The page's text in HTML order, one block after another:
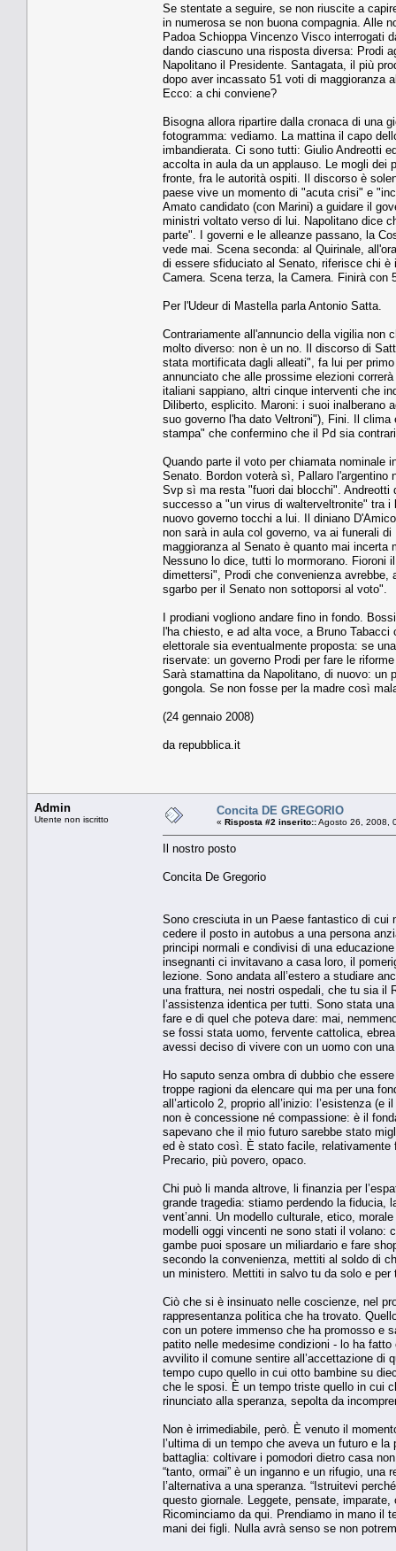
Se stentate a seguire, se non riuscite a
in numerosa se non buona compagnia. Alle
Padoa Schioppa Vincenzo Visco interrogati
dando ciascuno una risposta diversa: Prodi
Napolitano il Presidente. Santagata, il più
dopo aver incassato 51 voti di maggioranza
Ecco: a chi conviene?
Bisogna allora ripartire dalla cronaca di una
fotogramma: vediamo. La mattina il capo
imbandierata. Ci sono tutti: Giulio Andreotti
accolta in aula da un applauso. Le mogli dei
fronte, fra le autorità ospiti. Il discorso è
paese vive un momento di "acuta crisi" e
Amato candidato (con Marini) a guidare il
ministri voltato verso di lui. Napolitano dice
parte". I governi e le alleanze passano, la
vede mai. Scena seconda: al Quirinale,
di essere sfiduciato al Senato, riferisce chi
Camera. Scena terza, la Camera. Finirà
Per l'Udeur di Mastella parla Antonio Satta.
Contrariamente all'annuncio della vigilia non
molto diverso: non è un no. Il discorso di
stata mortificata dagli alleati", fa lui per
annunciato che alle prossime elezioni
italiani sappiano, altri cinque interventi che
Diliberto, esplicito. Maroni: i suoi inalberano
suo governo l'ha dato Veltroni"), Fini. Il
stampa" che confermino che il Pd sia
Quando parte il voto per chiamata nominale
Senato. Bordon voterà sì, Pallaro
Svp sì ma resta "fuori dai blocchi".
successo a "un virus di walterveltronite" tra
nuovo governo tocchi a lui. Il diniano
non sarà in aula col governo, va ai funerali
maggioranza al Senato è quanto mai
Nessuno lo dice, tutti lo mormorano. Fioroni
dimettersi", Prodi che convenienza
sgarbo per il Senato non sottoporsi al voto".
I prodiani vogliono andare fino in fondo.
l'ha chiesto, e ad alta voce, a Bruno
elettorale sia eventualmente proposta: se
riservate: un governo Prodi per fare le
Sarà stamattina da Napolitano, di nuovo: un
gongola. Se non fosse per la madre così
(24 gennaio 2008)
da repubblica.it
Admin
Utente non iscritto
Concita DE GREGORIO
« Risposta #2 inserito::Agosto 26, 2008,
Il nostro posto
Concita De Gregorio
Sono cresciuta in un Paese fantastico di cui
cedere il posto in autobus a una persona
principi normali e condivisi di una
insegnanti ci invitavano a casa loro, il
lezione. Sono andata all’estero a studiare
una frattura, nei nostri ospedali, che tu sia il
l’assistenza identica per tutti. Sono stata
fare e di quel che poteva dare: mai,
se fossi stata uomo, fervente cattolica,
avessi deciso di vivere con un uomo con
Ho saputo senza ombra di dubbio che
troppe ragioni da elencare qui ma per una
all’articolo 2, proprio all’inizio: l’esistenza (e
non è concessione né compassione: è il
sapevano che il mio futuro sarebbe stato
ed è stato così. È stato facile,
Precario, più povero, opaco.
Chi può li manda altrove, li finanzia per
grande tragedia: stiamo perdendo la fiducia,
vent’anni. Un modello culturale, etico,
modelli oggi vincenti ne sono stati il volano:
gambe puoi sposare un miliardario e fare
secondo la convenienza, mettiti al soldo di
un ministero. Mettiti in salvo tu da solo e
Ciò che si è insinuato nelle coscienze, nel
rappresentanza politica che ha trovato.
con un potere immenso che ha promosso e
patito nelle medesime condizioni - lo ha
avvilito il comune sentire all’accettazione di
tempo cupo quello in cui otto bambine su
che le sposi. È un tempo triste quello in cui
rinunciato alla speranza, sepolta da
Non è irrimediabile, però. È venuto il
l’ultima di un tempo che aveva un futuro e
battaglia: coltivare i pomodori dietro casa
“tanto, ormai” è un inganno e un rifugio,
l’alternativa a una speranza. “Istruitevi
questo giornale. Leggete, pensate,
Ricominciamo da qui. Prendiamo in mano il
mani dei figli. Nulla avrà senso se non